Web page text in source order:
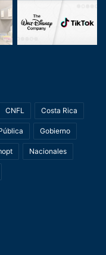
CNFL Costa Rica
Gobierno
Nacionales